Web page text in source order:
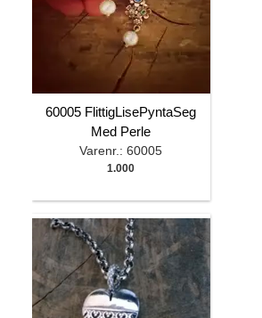
60005 FlittigLisePyntaSeg
Med Perle
Varenr.: 60005
1.000